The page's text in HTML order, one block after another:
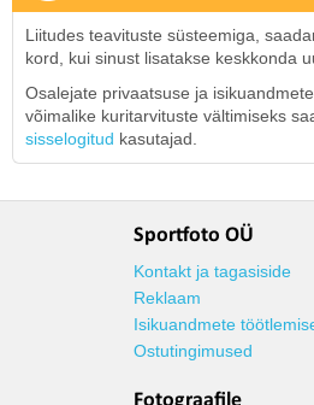
Liitudes teavituste süsteemiga,
kord, kui sinust lisatakse keskkonda
Osalejate privaatsuse ja
võimalike kuritarvituste vältimiseks
sisselogitud kasutajad.
Sportfoto OÜ
Kontakt ja tagasiside
Reklaam
Isikuandmete
Ostutingimused